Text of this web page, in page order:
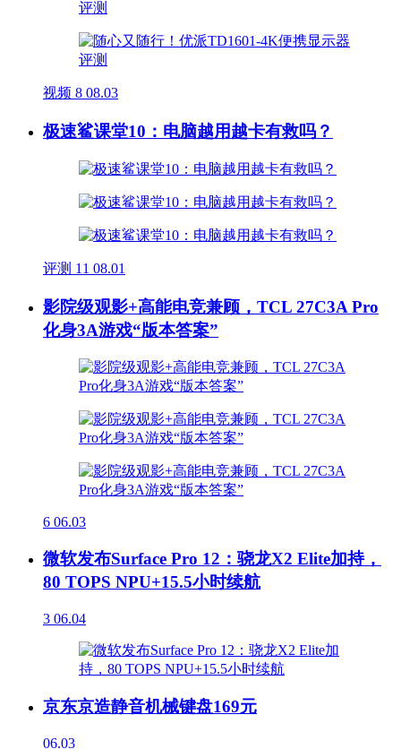
视频 8 08.03
极速鲨课堂10：电脑越用越卡有救吗？
评测 11 08.01
影院级观影+高能电竞兼顾，TCL 27C3A Pro
化身3A游戏“版本答案”
6 06.03
微软发布Surface Pro 12：骁龙X2 Elite加持，
80 TOPS NPU+15.5小时续航
3 06.04
京东京造静音机械键盘169元
06.03